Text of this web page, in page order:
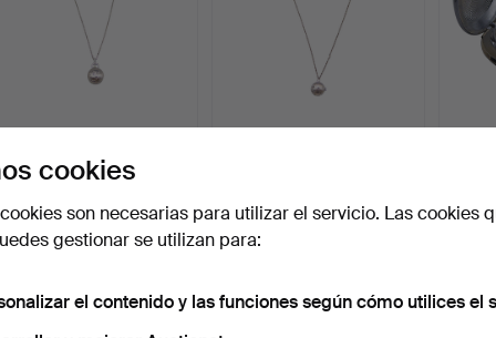
PALLAS STOWA, FORMA
día
Estimación
116 USD
Estimación
1 puja
35 USD
cookies
son necesarias para utilizar el servicio. Las cookies
gestionar se utilizan para:
el contenido y las funciones según cómo utilices el